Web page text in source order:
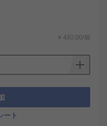
￥430.00/個
ート